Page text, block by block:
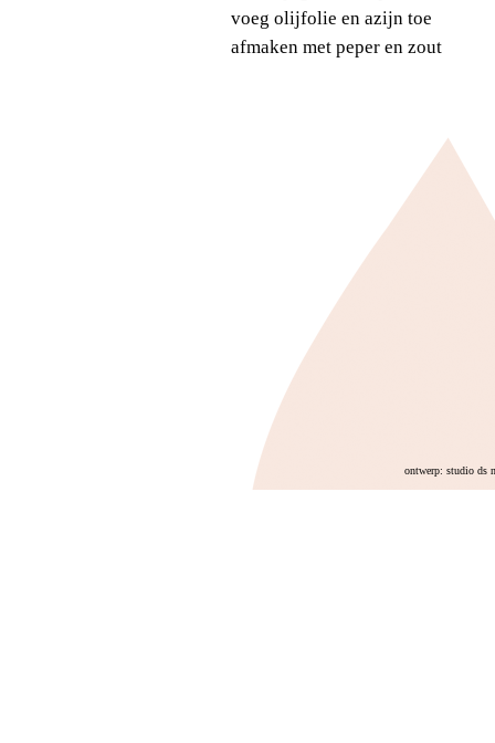
voeg olijfolie en azijn toe
afmaken met peper en zout
ontwerp: studio ds